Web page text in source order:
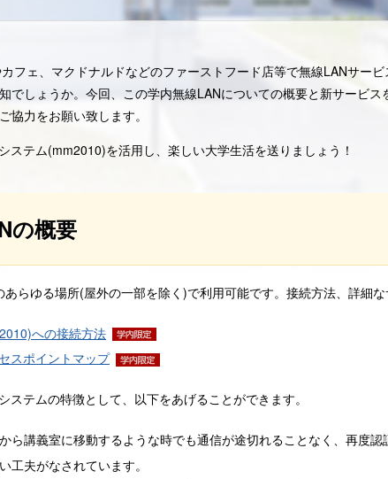
フェ、マクドナルドなどのファーストフード店等で無線LANサー
でしょうか。今回、この学内無線LANについての概要と新サービ
協力をお願い致します。
ステム(mm2010)を活用し、楽しい大学生活を送りましょう！
の概要
らゆる場所(屋外の一部を除く)で利用可能です。接続方法、詳細
への接続方法
スポイントマップ
ステムの特徴として、以下をあげることができます。
ら講義室に移動するような時でも通信が途切れることなく、再度認
工夫がなされています。